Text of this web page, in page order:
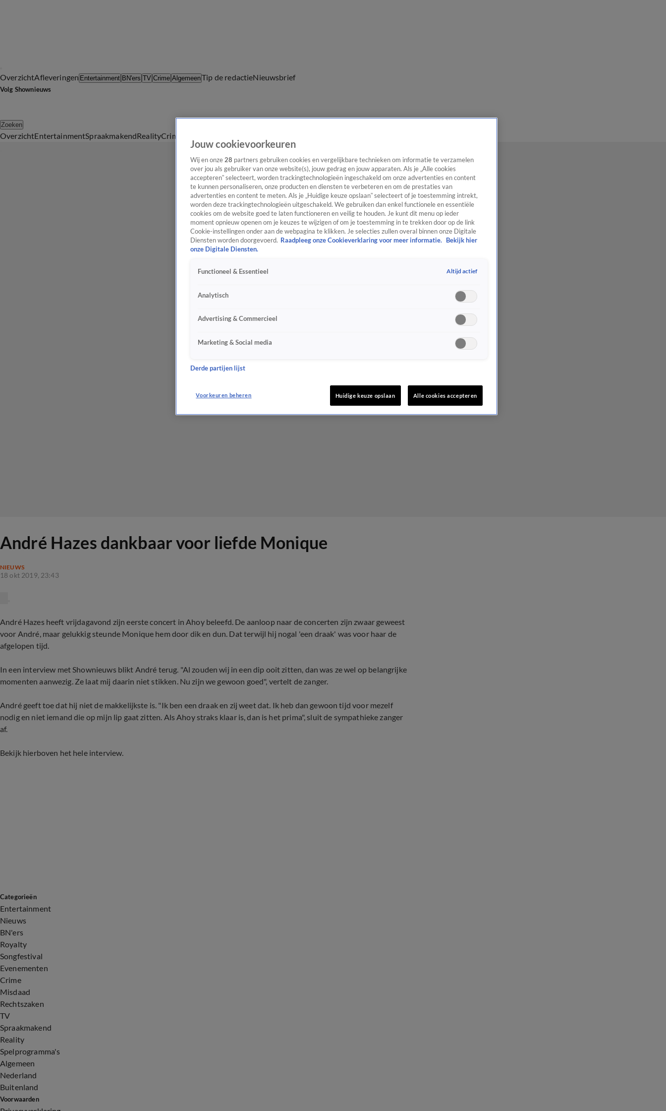
OverzichtAfleveringen Entertainment BN'ers TV Crime AlgemeenTip de redactieNieuwsbrief
Volg Shownieuws
Zoeken
OverzichtEntertainmentSpraakmakendRealityCrime
André Hazes dankbaar voor liefde Monique
NIEUWS
18 okt 2019, 23:43
André Hazes heeft vrijdagavond zijn eerste concert in Ahoy beleefd. De aanloop naar de concerten zijn zwaar geweest
voor André, maar gelukkig steunde Monique hem door dik en dun. Dat terwijl hij nogal 'een draak' was voor haar de
afgelopen tijd.
In een interview met Shownieuws blikt André terug. "Al zouden wij in een dip ooit zitten, dan was ze wel op belangrijke
momenten aanwezig. Ze laat mij daarin niet stikken. Nu zijn we gewoon goed", vertelt de zanger.
André geeft toe dat hij niet de makkelijkste is. "Ik ben een draak en zij weet dat. Ik heb dan gewoon tijd voor mezelf
nodig en niet iemand die op mijn lip gaat zitten. Als Ahoy straks klaar is, dan is het prima", sluit de sympathieke zanger
af.
Bekijk hierboven het hele interview.
Categorieën
Entertainment
Nieuws
BN'ers
Royalty
Songfestival
Evenementen
Crime
Misdaad
Rechtszaken
TV
Spraakmakend
Reality
Spelprogramma's
Algemeen
Nederland
Buitenland
Voorwaarden
Jouw cookievoorkeuren
Wij en onze 28 partners gebruiken cookies en vergelijkbare technieken om informatie te verzamelen
over jou als gebruiker van onze website(s), jouw gedrag en jouw apparaten. Als je „Alle cookies
accepteren” selecteert, worden trackingtechnologieën ingeschakeld om onze advertenties en content
te kunnen personaliseren, onze producten en diensten te verbeteren en om de prestaties van
advertenties en content te meten. Als je „Huidige keuze opslaan” selecteert of je toestemming intrekt,
worden deze trackingtechnologieën uitgeschakeld. We gebruiken dan enkel functionele en essentiële
cookies om de website goed te laten functioneren en veilig te houden. Je kunt dit menu op ieder
moment opnieuw openen om je keuzes te wijzigen of om je toestemming in te trekken door op de link
Cookie-instellingen onder aan de webpagina te klikken. Je selecties zullen overal binnen onze Digitale
Diensten worden doorgevoerd. Raadpleeg onze Cookieverklaring voor meer informatie.
Bekijk hier
onze Digitale Diensten.
Functioneel & Essentieel Altijd actief
Analytisch
Advertising & Commercieel
Marketing & Social media
Derde partijen lijst
Voorkeuren beheren Huidige keuze opslaan Alle cookies accepteren